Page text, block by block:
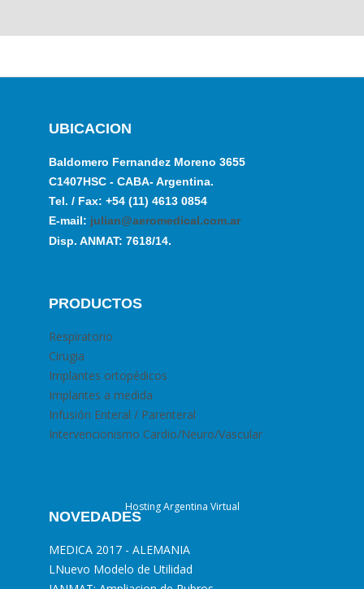
UBICACION
Baldomero Fernandez Moreno 3655
C1407HSC - CABA- Argentina.
Tel. / Fax: +54 (11) 4613 0854
E-mail: julian@aeromedical.com.ar
Disp. ANMAT: 7618/14.
PRODUCTOS
Respiratorio
Cirugia
Implantes ortopédicos
Implantes a medida
Infusión Enteral / Parenteral
Intervencionismo Cardio/Neuro/Vascular
NOVEDADES
MEDICA 2017 - ALEMANIA
LNuevo Modelo de Utilidad
Hosting Argentina Virtual